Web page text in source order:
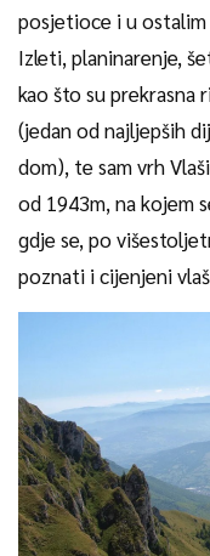
posjetioce i u
Izleti, planinarenje,
kao što su prekrasna
(jedan od najljepših
dom), te sam vrh
od 1943m, na kojem
gdje se, po
poznati i cijenjeni